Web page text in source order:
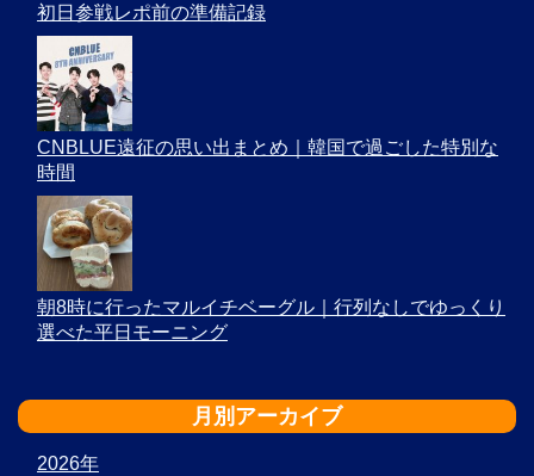
初日参戦レポ前の準備記録
CNBLUE遠征の思い出まとめ｜韓国で過ごした特別な
時間
朝8時に行ったマルイチベーグル｜行列なしでゆっくり
選べた平日モーニング
月別アーカイブ
2026年